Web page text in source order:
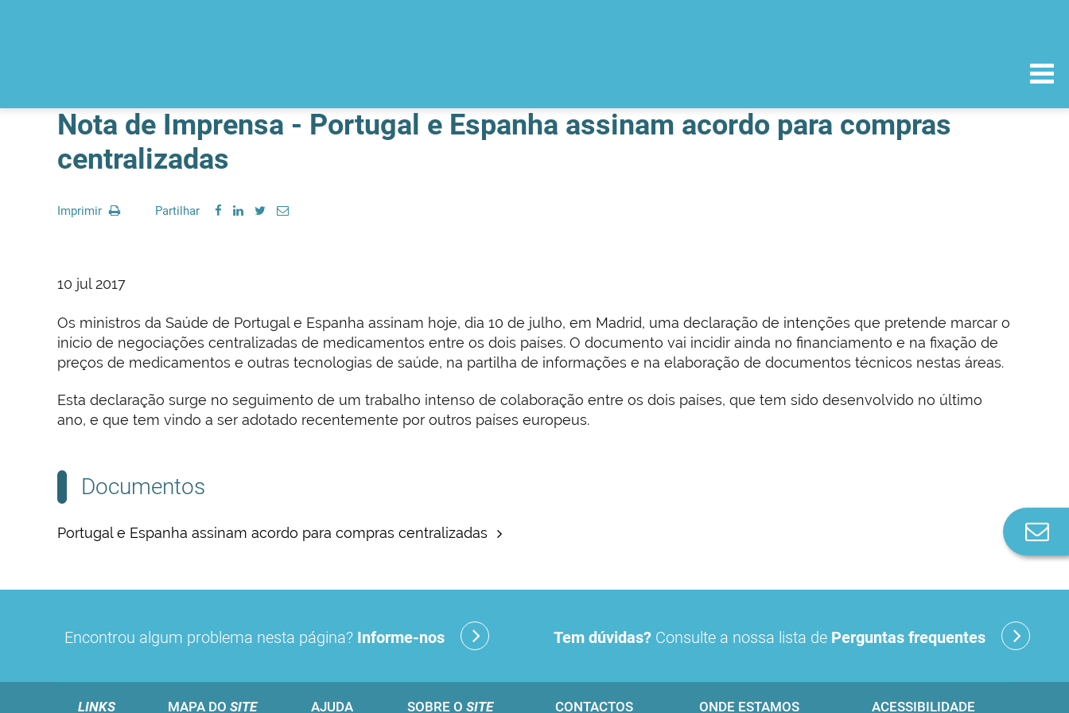
Nota de Imprensa - Portugal e Espanha assinam acordo para compras
centralizadas
Imprimir Partilhar
10 jul 2017
Os ministros da Saúde de Portugal e Espanha assinam hoje, dia 10 de julho, em Madrid, uma declaração de intenções que pretende marcar o
início de negociações centralizadas de medicamentos entre os dois países. O documento vai incidir ainda no financiamento e na fixação de
preços de medicamentos e outras tecnologias de saúde, na partilha de informações e na elaboração de documentos técnicos nestas áreas.
Esta declaração surge no seguimento de um trabalho intenso de colaboração entre os dois países, que tem sido desenvolvido no último
ano, e que tem vindo a ser adotado recentemente por outros países europeus.
Documentos
Portugal e Espanha assinam acordo para compras centralizadas
Encontrou algum problema nesta página? Informe-nos Tem dúvidas? Consulte a nossa lista de Perguntas frequentes
LINKS MAPA DO SITE AJUDA SOBRE O SITE CONTACTOS ONDE ESTAMOS ACESSIBILIDADE